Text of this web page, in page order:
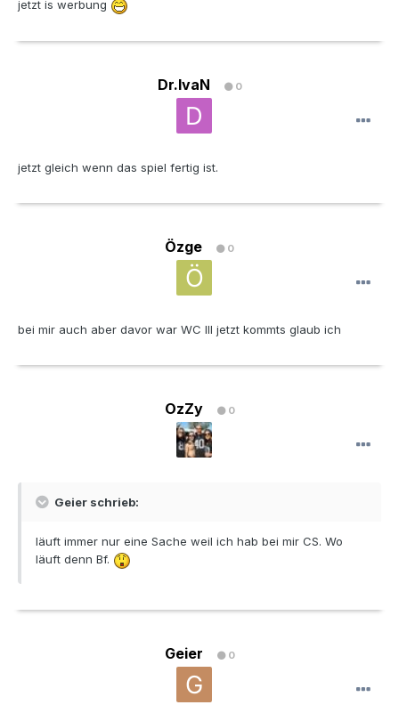
jetzt is werbung
Dr.IvaN 0
jetzt gleich wenn das spiel fertig ist.
Özge 0
bei mir auch aber davor war WC III jetzt kommts glaub ich
OzZy 0
Geier schrieb:
läuft immer nur eine Sache weil ich hab bei mir CS. Wo
läuft denn Bf.
Geier 0